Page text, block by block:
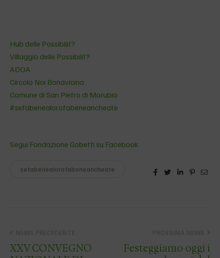
Hub delle Possibilit?
Villaggio delle Possibilit?
ADOA
Circolo Noi Bonavicina
Comune di San Pietro di Morubio
#sefabenealorofabeneancheate
Segui Fondazione Gobetti su Facebook
sefabenealorofabeneancheate FacebookTwitterLinkedin
XXV CONVEGNO
Festeggiamo oggi i